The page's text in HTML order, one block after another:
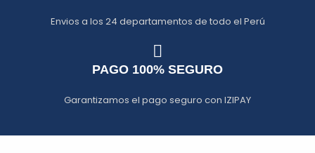
Envios a los 24 departamentos de todo el Perú
PAGO 100% SEGURO
Garantizamos el pago seguro con IZIPAY